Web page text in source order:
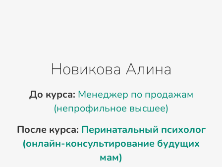
Новикова Алина
До курса: Менеджер по продажам
(непрофильное высшее)
После курса: Перинатальный психолог
(онлайн-консультирование будущих
мам)